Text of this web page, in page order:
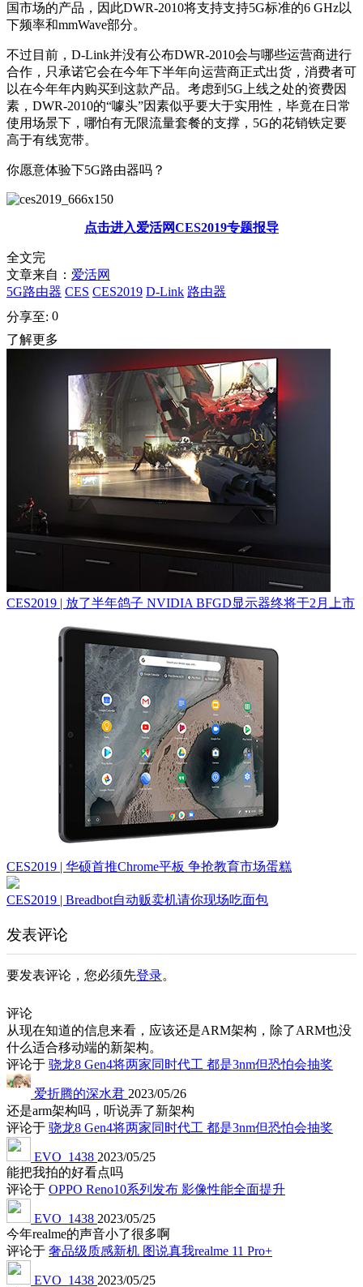
国市场的产品，因此DWR-2010将支持支持5G标准的6 GHz以
下频率和mmWave部分。
不过目前，D-Link并没有公布DWR-2010会与哪些运营商进行
合作，只承诺它会在今年下半年向运营商正式出货，消费者可
以在今年年内购买到这款产品。考虑到5G上线之处的资费因
素，DWR-2010的“噱头”因素似乎要大于实用性，毕竟在日常
使用场景下，哪怕有无限流量套餐的支撑，5G的花销铁定要
高于有线宽带。
你愿意体验下5G路由器吗？
点击进入爱活网CES2019专题报导
全文完
文章来自： 爱活网
5G路由器 CES CES2019 D-Link 路由器
分享至: 0
了解更多
CES2019 | 放了半年鸽子 NVIDIA BFGD显示器终将于2月上市
CES2019 | 华硕首推Chrome平板 争抢教育市场蛋糕
CES2019 | Breadbot自动贩卖机请你现场吃面包
发表评论
要发表评论，您必须先登录。
评论
从现在知道的信息来看，应该还是ARM架构，除了ARM也没
什么适合移动端的新架构。
评论于 骁龙8 Gen4将两家同时代工 都是3nm但恐怕会抽奖
爱折腾的深水君 2023/05/26
还是arm架构吗，听说弄了新架构
评论于 骁龙8 Gen4将两家同时代工 都是3nm但恐怕会抽奖
EVO_1438 2023/05/25
能把我拍的好看点吗
评论于 OPPO Reno10系列发布 影像性能全面提升
EVO_1438 2023/05/25
今年realme的声音小了很多啊
评论于 奢品级质感新机 图说真我realme 11 Pro+
EVO_1438 2023/05/25